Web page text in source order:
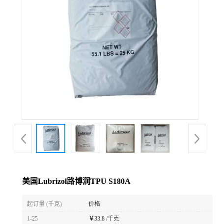
美国Lubrizol路博润TPU S180A
起订量 (千克) 价格
1-25 ￥33.8 /千克